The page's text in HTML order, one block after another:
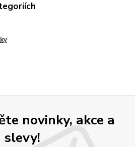
novinky, akce a
slevy!